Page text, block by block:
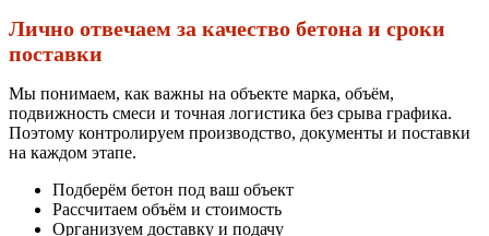
Лично отвечаем за качество бетона и сроки
поставки
Мы понимаем, как важны на объекте марка, объём,
подвижность смеси и точная логистика без срыва графика.
Поэтому контролируем производство, документы и поставки
на каждом этапе.
Подберём бетон под ваш объект
Рассчитаем объём и стоимость
Организуем доставку и подачу